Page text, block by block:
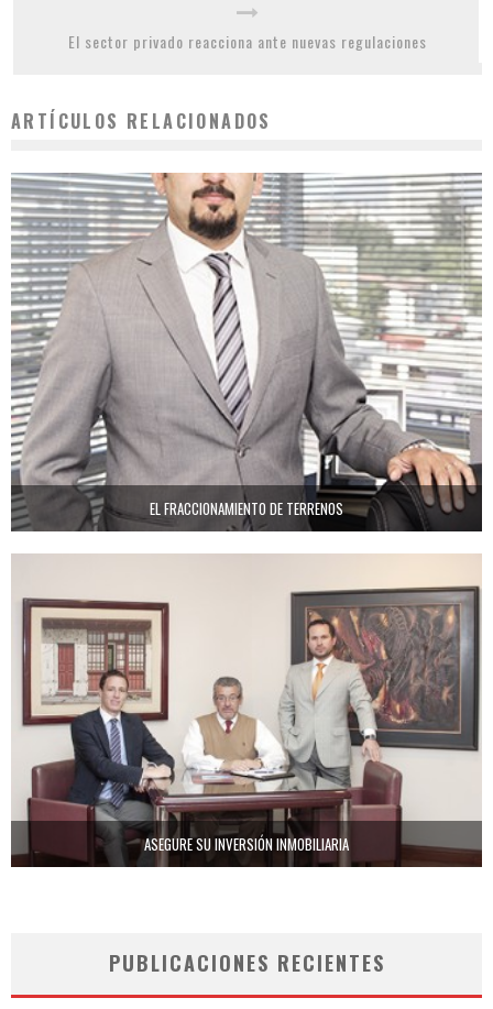
El sector privado reacciona ante nuevas regulaciones
ARTÍCULOS RELACIONADOS
EL FRACCIONAMIENTO DE TERRENOS
ASEGURE SU INVERSIÓN INMOBILIARIA
PUBLICACIONES RECIENTES